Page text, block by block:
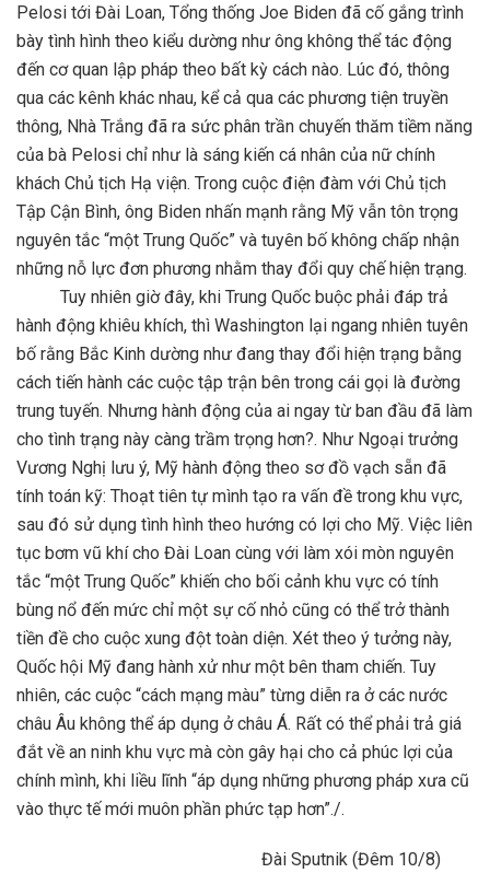
Pelosi tới Đài Loan, Tổng thống Joe Biden đã cố gắng trình
bày tình hình theo kiểu dường như ông không thể tác động
đến cơ quan lập pháp theo bất kỳ cách nào. Lúc đó, thông
qua các kênh khác nhau, kể cả qua các phương tiện truyền
thông, Nhà Trắng đã ra sức phân trần chuyến thăm tiềm năng
của bà Pelosi chỉ như là sáng kiến cá nhân của nữ chính
khách Chủ tịch Hạ viện. Trong cuộc điện đàm với Chủ tịch
Tập Cận Bình, ông Biden nhấn mạnh rằng Mỹ vẫn tôn trọng
nguyên tắc “một Trung Quốc” và tuyên bố không chấp nhận
những nỗ lực đơn phương nhằm thay đổi quy chế hiện trạng.
Tuy nhiên giờ đây, khi Trung Quốc buộc phải đáp trả
hành động khiêu khích, thì Washington lại ngang nhiên tuyên
bố rằng Bắc Kinh dường như đang thay đổi hiện trạng bằng
cách tiến hành các cuộc tập trận bên trong cái gọi là đường
trung tuyến. Nhưng hành động của ai ngay từ ban đầu đã làm
cho tình trạng này càng trầm trọng hơn?. Như Ngoại trưởng
Vương Nghị lưu ý, Mỹ hành động theo sơ đồ vạch sẵn đã
tính toán kỹ: Thoạt tiên tự mình tạo ra vấn đề trong khu vực,
sau đó sử dụng tình hình theo hướng có lợi cho Mỹ. Việc liên
tục bơm vũ khí cho Đài Loan cùng với làm xói mòn nguyên
tắc “một Trung Quốc” khiến cho bối cảnh khu vực có tính
bùng nổ đến mức chỉ một sự cố nhỏ cũng có thể trở thành
tiền đề cho cuộc xung đột toàn diện. Xét theo ý tưởng này,
Quốc hội Mỹ đang hành xử như một bên tham chiến. Tuy
nhiên, các cuộc “cách mạng màu” từng diễn ra ở các nước
châu Âu không thể áp dụng ở châu Á. Rất có thể phải trả giá
đắt về an ninh khu vực mà còn gây hại cho cả phúc lợi của
chính mình, khi liều lĩnh “áp dụng những phương pháp xưa cũ
vào thực tế mới muôn phần phức tạp hơn”./.
Đài Sputnik (Đêm 10/8)